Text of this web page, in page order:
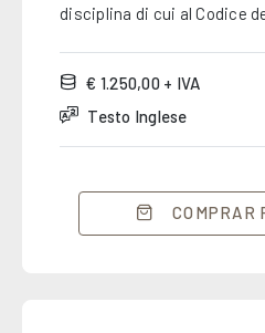
disciplina di cui al Codice
€ 1.250,00 + IVA
Testo Inglese